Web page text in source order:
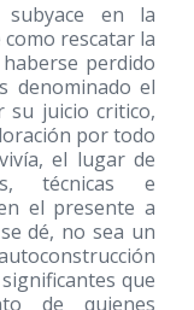
en la
rescatar la
perdido
denominado el
su juicio critico,
por todo
el lugar de
técnicas e
el presente a
dé, no sea un
que
de quienes